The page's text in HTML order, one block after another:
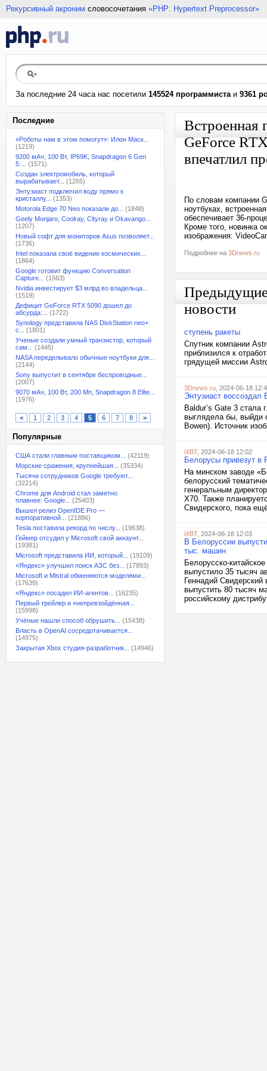
Рекурсивный акроним словосочетания «PHP: Hypertext Preprocessor»
За последние 24 часа нас посетили 145524 программистаи 9361
Последние
«Роботы нам в этом помогут»: Илон Маск...
(1219)
9200 мАч, 100 Вт, IP69K, Snapdragon 6 Gen
5:...
(1571)
Создан электромобиль, который
вырабатывает...
(1265)
Энтузиаст подключил воду прямо к
кристаллу...
(1353)
Motorola Edge 70 Neo показали до...
(1848)
Geely Monjaro, Coolray, Cityray и Okavango...
(1207)
Новый софт для мониторов Asus позволяет...
(1736)
Intel показала своё видение космических...
(1864)
Google готовит функцию Conversation
Capture...
(1563)
Nvidia инвестирует $3 млрд во владельца...
(1519)
Дефицит GeForce RTX 5090 дошел до
абсурда:...
(1722)
Synology представила NAS DiskStation neo+
с...
(1801)
Ученые создали умный транзистор, который
сам...
(1445)
NASA переделывало обычные ноутбуки для...
(2144)
Sony выпустит в сентябре беспроводные...
(2007)
9070 мАч, 100 Вт, 200 Мп, Snapdragon 8 Elite...
(1976)
< 1 2 3 4 5 6 7 8 >
Популярные
США стали главным поставщиком...
(42119)
Морские сражения, крупнейшая...
(35334)
Тысячи сотрудников Google требуют...
(32214)
Chrome для Android стал заметно
плавнее: Google...
(25403)
Вышел релиз OpenIDE Pro —
корпоративной...
(21886)
Tesla поставила рекорд по числу...
(19638)
Геймер отсудил у Microsoft свой аккаунт...
(19381)
Microsoft представила ИИ, который...
(19109)
«Яндекс» улучшил поиск АЗС без...
(17893)
Microsoft и Mistral обменяются моделями...
(17639)
«Яндекс» посадил ИИ-агентов...
(16235)
Первый трейлер и «непревзойдённая...
(15998)
Учёные нашли способ обрушить...
(15438)
Власть в OpenAI сосредотачивается...
(14975)
Закрытая Xbox студия-разработчик...
(14946)
Встроенная
GeForce
впечатлил
По словам компании
ноутбуках,
обеспечивает 36-
Кроме того, новинка
изображения:
Подробнее на 3Dnews.ru
новости
ступень ракеты
Спутник компании
приблизился к
грядущей миссии
3Dnews.ru , 2024-06-18
Энтузиаст воссоздал
Baldur’s Gate 3 стала
выглядела бы, выйди
Bowen). Источник
iXBT, 2024-06-18 12:02
Белорусы привезут в
На минском заводе
белорусский
генеральным
X70. Также
Свидерского, пока
iXBT, 2024-06-18 12:03
В Белоруссии
тыс. машин
Белорусско-
выпустило 35 тысяч
Геннадий Свидерский
выпустить 80 тысяч
российскому